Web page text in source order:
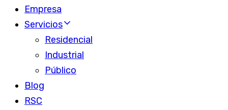
Empresa
Servicios
Residencial
Industrial
Público
Blog
RSC